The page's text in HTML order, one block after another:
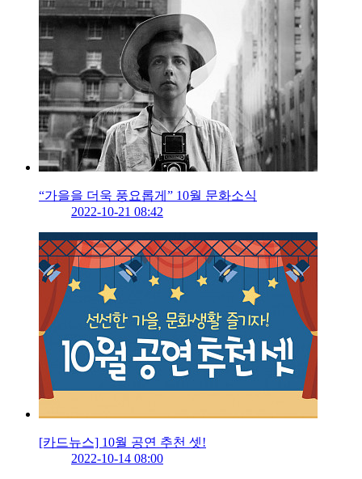
“가을을 더욱 풍요롭게” 10월 문화소식
2022-10-21 08:42
[카드뉴스] 10월 공연 추천 셋!
2022-10-14 08:00